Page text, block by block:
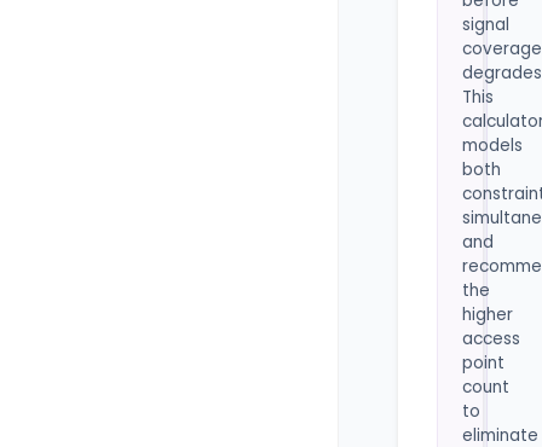
signal
coverage
This
models
both
and
the
higher
access
point
count
to
eliminate